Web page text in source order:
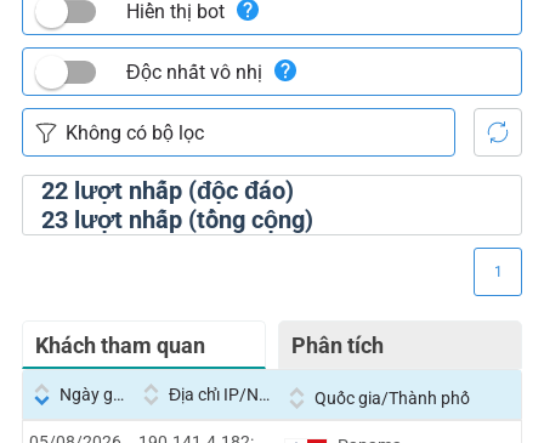
22lượt nhấp (độc đáo)
23lượt nhấp (tổng cộng)
Hiển thị bot
Độc nhất vô nhị
Khách tham quan Phân tích
1
Ngày giờ Địa chỉ IP/Nhà cung cấp dịch vụ Quốc gia/Thành phố